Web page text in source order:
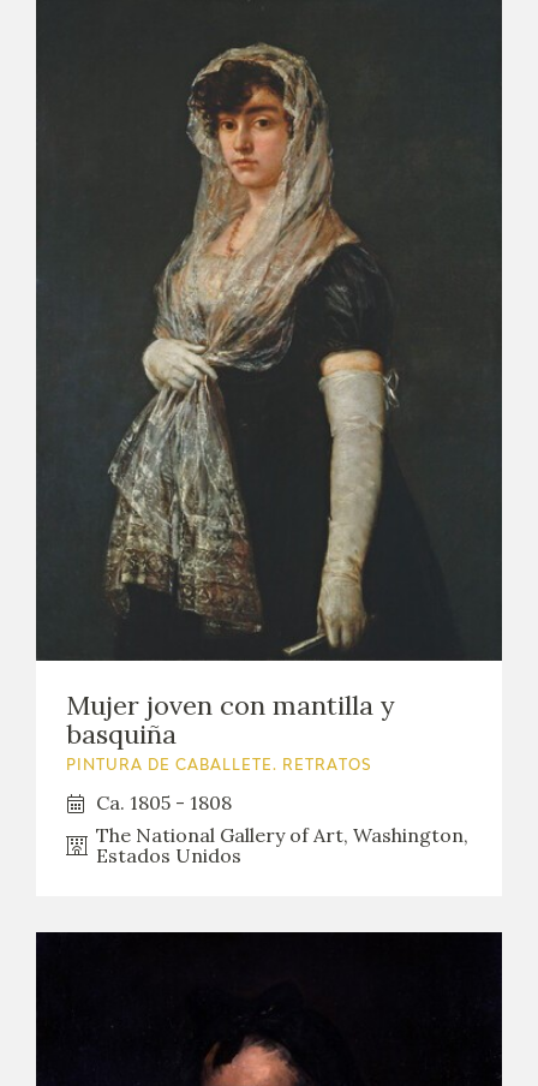
Mujer joven con mantilla y
basquiña
PINTURA DE CABALLETE. RETRATOS
Ca. 1805 - 1808
The National Gallery of Art, Washington,
Estados Unidos